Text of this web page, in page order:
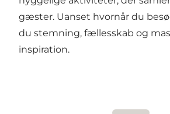
gæster. Uanset hvornår du
du stemning, fællesskab og
inspiration.